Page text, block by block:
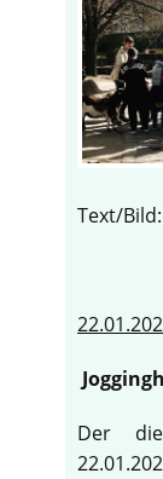
Text/
Der